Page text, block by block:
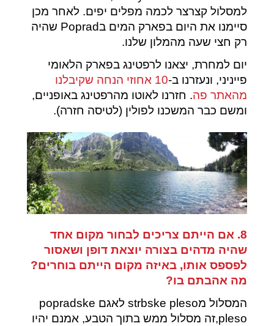
למסלול קצרצר לכמה מפלים יפים. לאחר מכן
סיימנו את היום בפארק המים בPoprad שהיה
רק חצי שעה מהמלון שלנו.
יום למחרת, יצאנו לרפטינג בפארק הלאומי
פייניני, ונעזרנו ב-
10 אחוזי הנחה שקיבלנו
מהאתר פה. חזרנו לאוטו מהרפטינג באופניים,
ומשם כבר המשכנו לפולין (לטיסה חזרה).
8. אם הייתם צריכים לבחור מקום אחד
שהיה מדהים בצורה יוצאת דופן ושאסור
לפספס אותו, באיזה מקום הייתם בוחרים?
מה אהבתם בו?
המסלול מstrbske pleso לאגם popradske
pleso,זה מסלול ממש בתוך הטבע, אמנם יהיו